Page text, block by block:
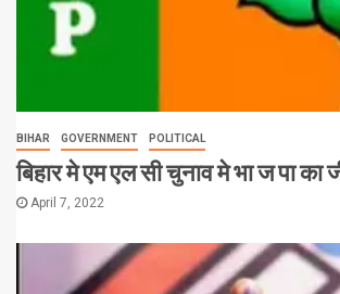
BIHAR GOVERNMENT POLITICAL
बिहार मे एम एल सी चुनाव मे भा ज पा
April 7, 2022